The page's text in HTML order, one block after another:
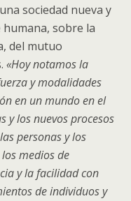
sociedad nueva y
sobre la
del mutuo
«Hoy notamos la
y modalidades
en un mundo en el
y los nuevos procesos
personas y los
medios de
y la facilidad con
de individuos y